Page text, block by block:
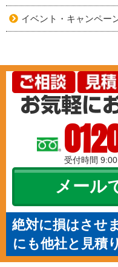
イベント・キャンペー
受付時間
メール
絶対に損はさせ
にも他社と見積